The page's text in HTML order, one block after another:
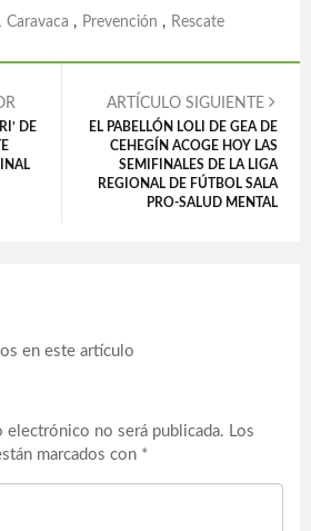
, Caravaca , Prevención , Rescate
DE
ARTÍCULO SIGUIENTE
EL PABELLÓN LOLI DE GEA DE
CEHEGÍN ACOGE HOY LAS
SEMIFINALES DE LA LIGA
REGIONAL DE FÚTBOL SALA
PRO-SALUD MENTAL
en este artículo
electrónico no será publicada. Los
marcados con *